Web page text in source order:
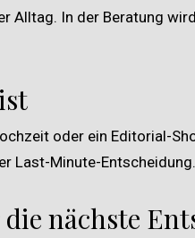
Alltag. In der Beratung
oder ein Editorial-
Last-Minute-Entscheidung.
nächste